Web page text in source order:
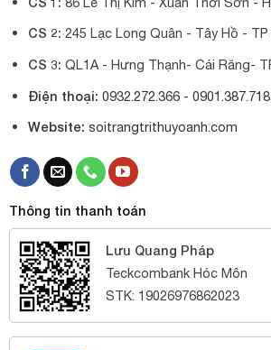
CS 2: 245 Lạc Long Quân - Tây Hồ - TP
CS 3: QL1A - Hưng Thạnh- Cái Răng-
Điện thoại: 0932.272.366 - 0901.387.718
Website: soitrangtrithuyoanh.com
Thông tin thanh toán
Lưu Quang Pháp
Teckcombank Hóc Môn
STK: 19026976862023